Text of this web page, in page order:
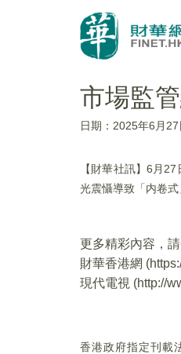
市場監
日期：2025年6月
【財華社訊】6月
光震懾導致「内卷式
更多精彩內容，
財華香港網 (
現代電視 (http://
香港政府指定刊載